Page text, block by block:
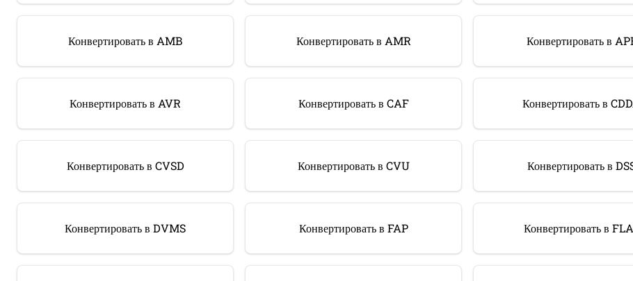
Конвертировать в AMB Конвертировать в AMR Конвертировать в
Конвертировать в AVR Конвертировать в CAF Конвертировать в
Конвертировать в CVSD Конвертировать в CVU Конвертировать в
Конвертировать в DVMS Конвертировать в FAP Конвертировать в